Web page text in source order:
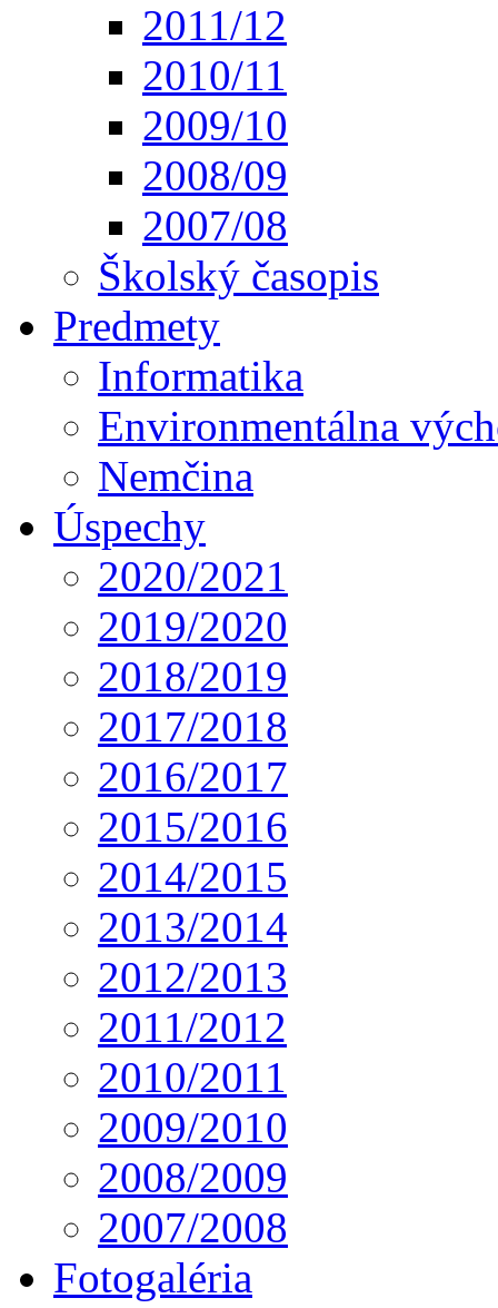
2011/12
2010/11
2009/10
2008/09
2007/08
Školský časopis
Predmety
Informatika
Environmentálna
Nemčina
Úspechy
2020/2021
2019/2020
2018/2019
2017/2018
2016/2017
2015/2016
2014/2015
2013/2014
2012/2013
2011/2012
2010/2011
2009/2010
2008/2009
2007/2008
Fotogaléria